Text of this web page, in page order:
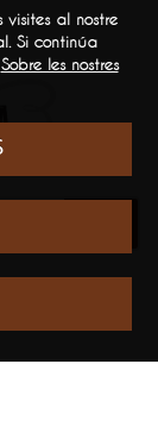
visites al nostre
Si continúa
Sobre les nostres
GENERAL
El sector